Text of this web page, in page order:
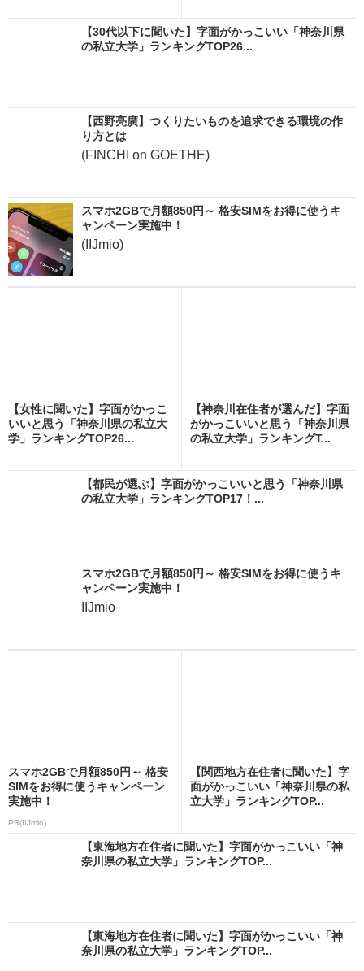
【30代以下に聞いた】字面がかっこいい「神奈川県
の私立大学」ランキングTOP26...
【西野亮廣】つくりたいものを追求できる環境の作
り方とは
(FINCHI on GOETHE)
スマホ2GBで月額850円～ 格安SIMをお得に使うキ
ャンペーン実施中！
(IIJmio)
【女性に聞いた】字面がかっこ
いいと思う「神奈川県の私立大
学」ランキングTOP26...
【神奈川在住者が選んだ】字面
がかっこいいと思う「神奈川県
の私立大学」ランキングT...
【都民が選ぶ】字面がかっこいいと思う「神奈川県
の私立大学」ランキングTOP17！...
スマホ2GBで月額850円～ 格安SIMをお得に使うキ
ャンペーン実施中！
IIJmio
スマホ2GBで月額850円～ 格安
SIMをお得に使うキャンペーン
実施中！
PR(IIJmio)
【関西地方在住者に聞いた】字
面がかっこいい「神奈川県の私
立大学」ランキングTOP...
【東海地方在住者に聞いた】字面がかっこいい「神
奈川県の私立大学」ランキングTOP...
【東海地方在住者に聞いた】字面がかっこいい「神
奈川県の私立大学」ランキングTOP...